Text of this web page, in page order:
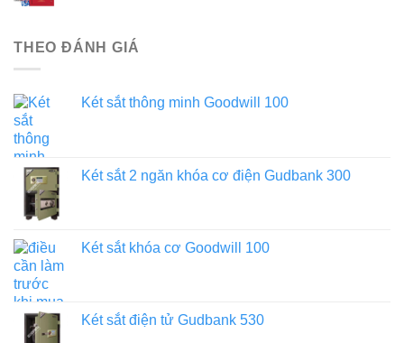
THEO ĐÁNH GIÁ
Két sắt thông minh Goodwill 100
Két sắt 2 ngăn khóa cơ điện Gudbank 300
Két sắt khóa cơ Goodwill 100
Két sắt điện tử Gudbank 530